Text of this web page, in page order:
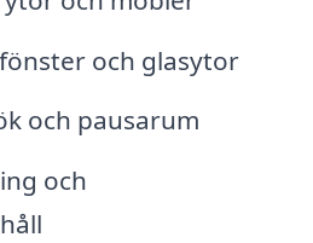
och glasytor
och pausarum
och